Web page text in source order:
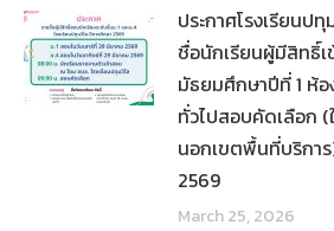
ประกาศโรงเรียนปทุ
ชื่อนักเรียนผู้มีสิทธิ์
มัธยมศึกษาปีที่ 1 ห้อ
ทั่วไปสอบคัดเลือก
นอกเขตพื้นที่บริการ
2569
March 25, 2026